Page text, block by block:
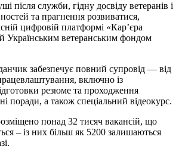
після служби, гідну досвіду ветеранів і
та прагнення розвиватися,
цифровій платформі «Кар’єра
Українським ветеранським фондом
забезпечує повний супровід — від
включно із
резюме та проходження
поради, а також спеціальний відеокурс.
понад 32 тисяч вакансій, що
– із них більш як 5200 залишаються